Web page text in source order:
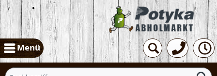
Menü